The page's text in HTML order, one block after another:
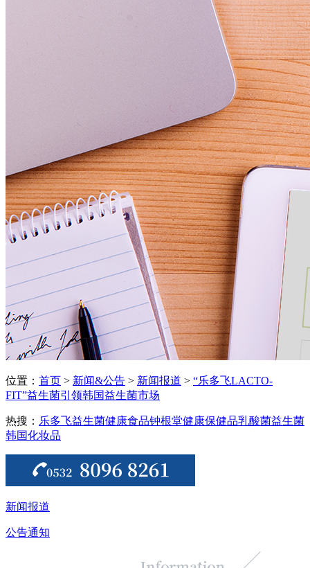
位置： 首页 > 新闻&公告 > 新闻报道 > “乐多飞LACTO-
FIT”益生菌引领韩国益生菌市场
热搜： 乐多飞益生菌健康食品钟根堂健康保健品乳酸菌益生菌
韩国化妆品
新闻报道
公告通知